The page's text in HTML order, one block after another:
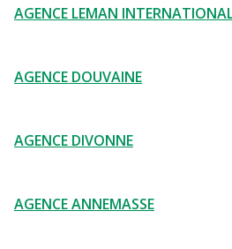
AGENCE LEMAN
AGENCE DOUVAINE
AGENCE DIVONNE
AGENCE ANNEMASSE